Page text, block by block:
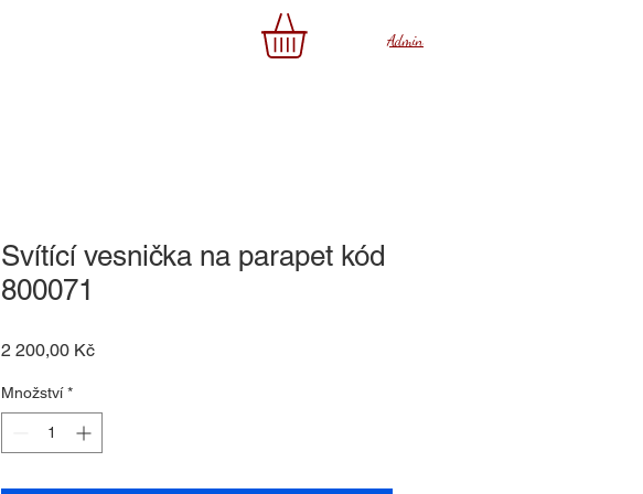
Admin
Svítící vesnička na parapet kód
800071
2 200,00 KčCena
Množství *